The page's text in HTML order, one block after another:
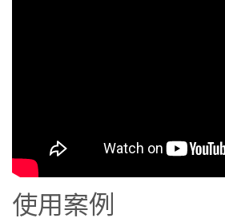
使用案例